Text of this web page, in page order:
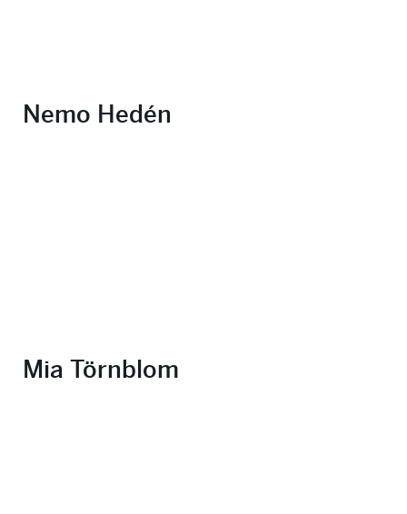
Nemo Hedén
Mia Törnblom